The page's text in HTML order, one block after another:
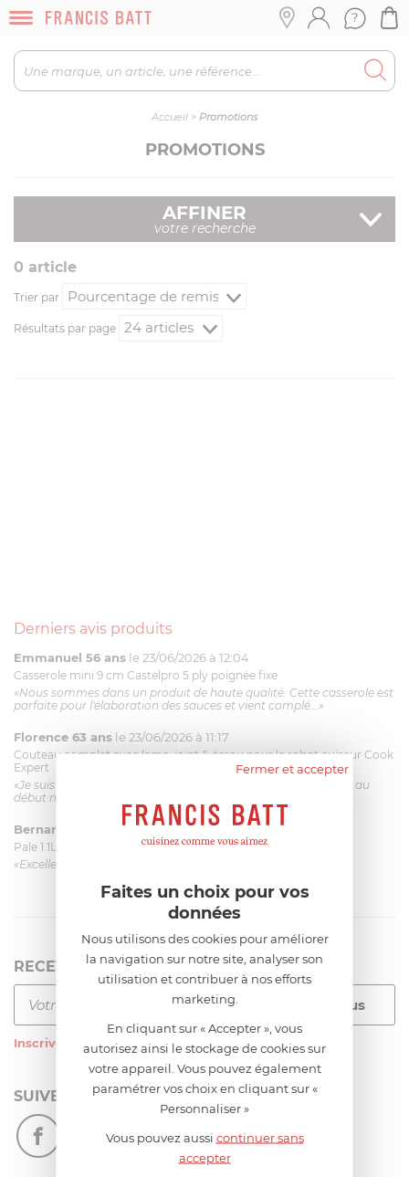
Accueil > Promotions
PROMOTIONS
AFFINER
votre recherche
0 article
Trier par
Résultats par page
Derniers avis produits
Emmanuel 56 ans le 23/06/2026 à 12:04
Casserole mini 9 cm Castelpro 5 ply poignée fixe
«Nous sommes dans un produit de haute qualité. Cette casserole est
parfaite pour l'élaboration des sauces et vient complé...»
Florence 63 ans le 23/06/2026 à 11:17
Couteau complet avec lame, joint & écrou pour le robot cuiseur Cook
Expert
«Je suis satisfaite du couteau Magimix. L'écrou est un peu dur au
début mais ça le fait. La livraison a été très rapide. ...»
Bernard le 23/06/2026 à 09:43
Pale 1.1L pour Glacier Magimix 11031/121/123/124
«Excellent: produit et livraison»
RECEVEZ LA NEWSLETTER
Inscrivez-vous à notre newsletter
SUIVEZ-NOUS
Fermer et accepter
Faites un choix pour vos
données
Nous utilisons des cookies pour améliorer
la navigation sur notre site, analyser son
utilisation et contribuer à nos efforts
marketing.
En cliquant sur « Accepter », vous
autorisez ainsi le stockage de cookies sur
votre appareil. Vous pouvez également
paramétrer vos choix en cliquant sur «
Personnaliser »
Vous pouvez aussi continuer sans
accepter